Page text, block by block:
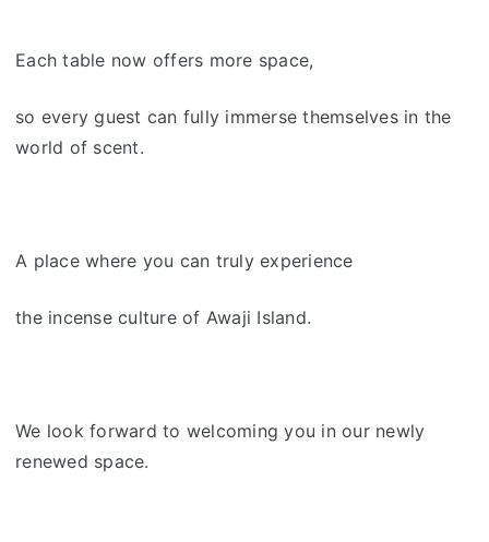
Each table now offers more space,
so every guest can fully immerse themselves in the
world of scent.
A place where you can truly experience
the incense culture of Awaji Island.
We look forward to welcoming you in our newly
renewed space.